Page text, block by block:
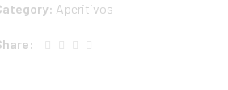
Aperitivos